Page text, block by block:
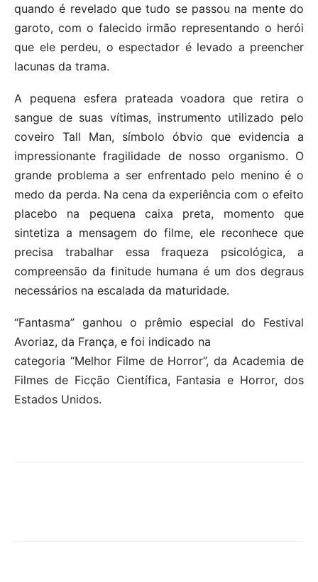
quando é revelado que tudo se passou na mente do
garoto, com o falecido irmão representando o herói
que ele perdeu, o espectador é levado a preencher
lacunas da trama.
A pequena esfera prateada voadora que retira o
sangue de suas vítimas, instrumento utilizado pelo
coveiro Tall Man, símbolo óbvio que evidencia a
impressionante fragilidade de nosso organismo. O
grande problema a ser enfrentado pelo menino é o
medo da perda. Na cena da experiência com o efeito
placebo na pequena caixa preta, momento que
sintetiza a mensagem do filme, ele reconhece que
precisa trabalhar essa fraqueza psicológica, a
compreensão da finitude humana é um dos degraus
necessários na escalada da maturidade.
“Fantasma” ganhou o prêmio especial do Festival
Avoriaz, da França, e foi indicado na
categoria “Melhor Filme de Horror”, da Academia de
Filmes de Ficção Científica, Fantasia e Horror, dos
Estados Unidos.